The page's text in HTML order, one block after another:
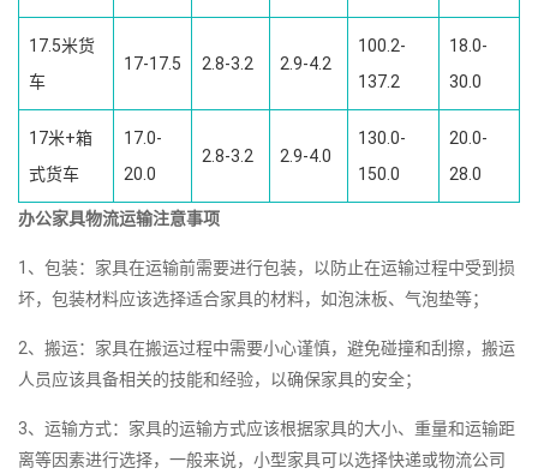
17.5米货
车
17-17.5 2.8-3.2 2.9-4.2
100.2-
137.2
18.0-
30.0
17米+箱
式货车
17.0-
20.0
2.8-3.2 2.9-4.0
130.0-
150.0
20.0-
28.0
办公家具物流运输注意事项
1、包装：家具在运输前需要进行包装，以防止在运输过程中受到损
坏，包装材料应该选择适合家具的材料，如泡沫板、气泡垫等；
2、搬运：家具在搬运过程中需要小心谨慎，避免碰撞和刮擦，搬运
人员应该具备相关的技能和经验，以确保家具的安全；
3、运输方式：家具的运输方式应该根据家具的大小、重量和运输距
离等因素进行选择，一般来说，小型家具可以选择快递或物流公司